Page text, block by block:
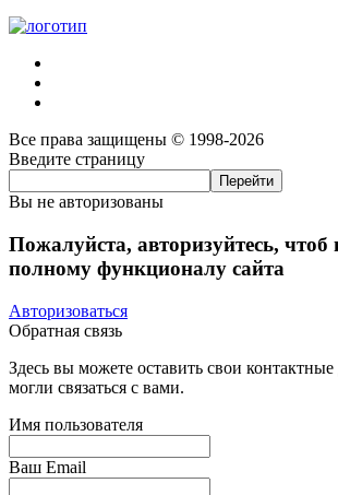
Все права защищены © 1998-2026
Введите страницу
Вы не авторизованы
Пожалуйста, авторизуйтесь, чтоб
полному функционалу сайта
Авторизоваться
Обратная связь
Здесь вы можете оставить свои
могли связаться с вами.
Имя пользователя
Ваш Email